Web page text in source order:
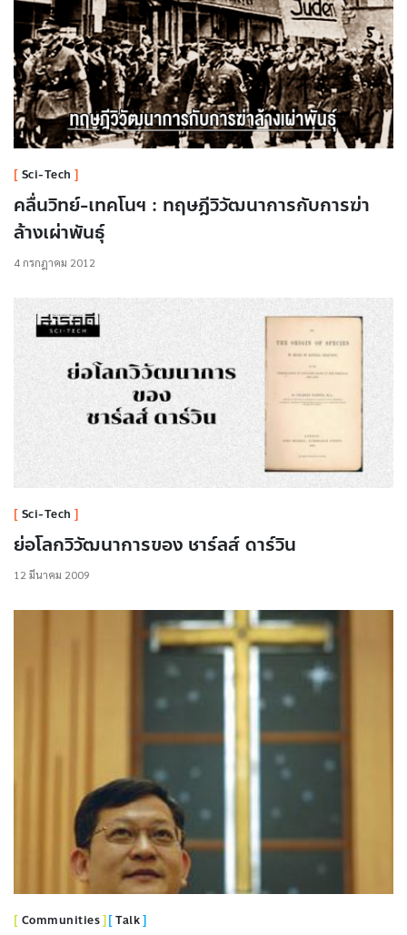
Sci-Tech
คลื่นวิทย์-เทคโนฯ : ทฤษฎีวิวัฒนาการกับการฆ่า
ล้างเผ่าพันธุ์
4 กรกฎาคม 2012
Sci-Tech
ย่อโลกวิวัฒนาการของ ชาร์ลส์ ดาร์วิน
12 มีนาคม 2009
Communities Talk